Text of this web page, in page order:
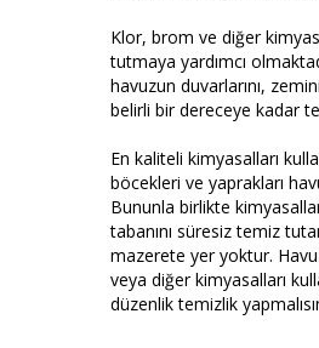
Klor, brom ve diğer
tutmaya yardımcı
havuzun duvarlarını,
belirli bir dereceye kadar
En kaliteli kimyasalları
böcekleri ve yaprakları
Bununla birlikte
tabanını süresiz temiz
mazerete yer yoktur.
veya diğer kimyasalları
düzenlik temizlik